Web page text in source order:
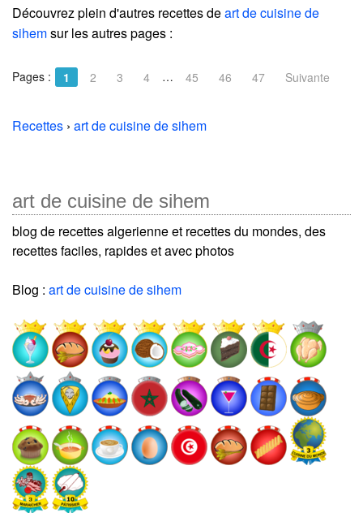
Découvrez plein d'autres recettes deart de cuisine de
sihemsur les autres pages :
Pages : 1 2 3 4 … 45 46 47 Suivante
Recettes › art de cuisine de sihem
art de cuisine de sihem
blog de recettes algerienne et recettes du mondes, des
recettes faciles, rapides et avec photos
Blog : art de cuisine de sihem